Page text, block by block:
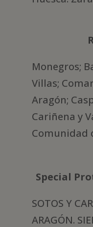
Monegros;
Villas;
Aragón;
Cariñena y
Comunidad
Special
SOTOS Y
ARAGÓN.